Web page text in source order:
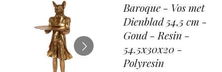
Baroque - Vos met
Dienblad 54,5 cm -
Goud - Resin -
54.5x30x20 -
Polyresin